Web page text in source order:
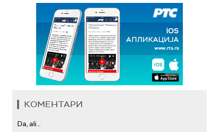
КОМЕНТАРИ
Da, ali...